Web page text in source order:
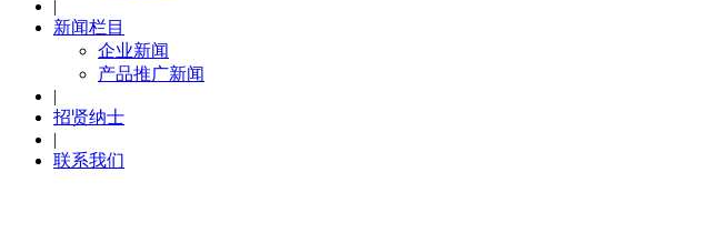
|
新闻栏目
企业新闻
产品推广新闻
|
招贤纳士
|
联系我们